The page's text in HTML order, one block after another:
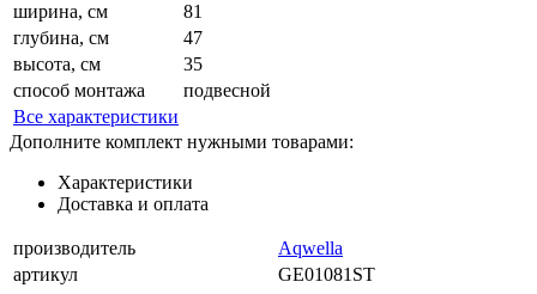
ширина, см
81
глубина, см
47
высота, см
35
способ монтажа
подвесной
Все характеристики
Дополните комплект нужными товарами:
Характеристики
Доставка и оплата
производитель
Aqwella
артикул
GE01081ST